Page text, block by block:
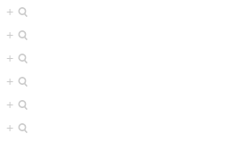
+
+
+
+
+
+